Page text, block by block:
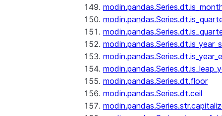
modin.pandas.Series.dt.floor
modin.pandas.Series.dt.ceil